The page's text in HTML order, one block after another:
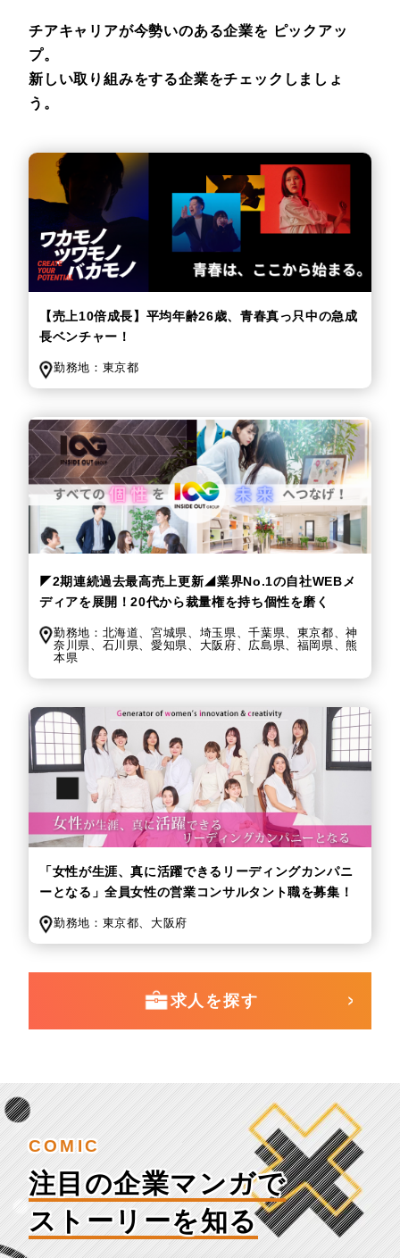
チアキャリアが今勢いのある企業を ピックアッ
プ。
新しい取り組みをする企業をチェックしましょ
う。
【売上10倍成長】平均年齢26歳、青春真っ只中の急成
長ベンチャー！
勤務地： 東京都
◤2期連続過去最高売上更新◢業界No.1の自社WEBメ
ディアを展開！20代から裁量権を持ち個性を磨く
勤務地： 北海道、宮城県、 埼玉県、千葉県、 東京都、神
奈川県、 石川県、愛知県、 大阪府、 広島県、 福岡県、熊
本県
「女性が生涯、真に活躍できるリーディングカンパニ
ーとなる」全員女性の営業コンサルタント職を募集！
勤務地： 東京都、 大阪府
求人を探す
COMIC
注目の企業マンガで
ストーリーを知る